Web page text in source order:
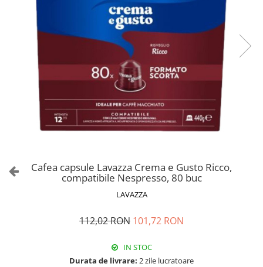
Cafea capsule Lavazza Crema e Gusto Ricco,
compatibile Nespresso, 80 buc
LAVAZZA
112,02 RON 101,72 RON
IN STOC
Durata de livrare: 2 zile lucratoare